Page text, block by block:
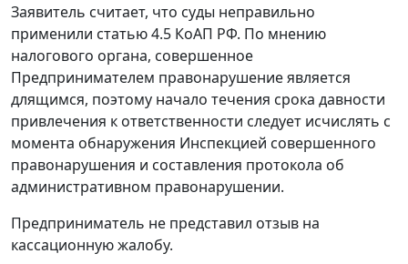
Заявитель считает, что суды неправильно
применили статью 4.5 КоАП РФ. По мнению
налогового органа, совершенное
Предпринимателем правонарушение является
длящимся, поэтому начало течения срока давности
привлечения к ответственности следует исчислять с
момента обнаружения Инспекцией совершенного
правонарушения и составления протокола об
административном правонарушении.
Предприниматель не представил отзыв на
кассационную жалобу.